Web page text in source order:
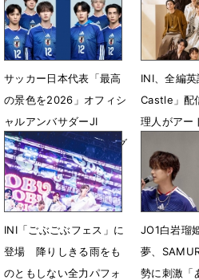
6月28日 20時45分 6月15日
サッカー日本代表「最高
の景色を2026」オフィシ
ャルアンバサダーJI
BLUE、公式テーマソング
「景色」を一発撮り
6月10日 22時00分
INI、全編
Castle」
理人がアー
6月8日 19
INI「ごぶごぶフェス」に
登場 降りしきる雨をも
のともしない全力パフォ
JO1白岩瑠
夢、
勢に刺激「